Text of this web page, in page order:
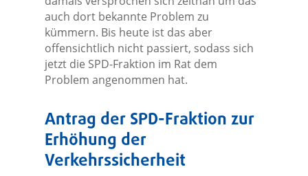
auch dort bekannte Problem zu
kümmern. Bis heute ist das aber
offensichtlich nicht passiert, sodass sich
jetzt die SPD-Fraktion im Rat dem
Problem angenommen hat.
Antrag der SPD-Fraktion zur
Erhöhung der
Verkehrssicherheit